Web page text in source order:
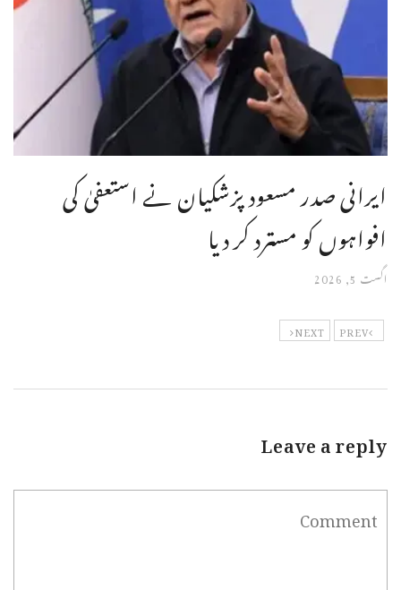
ایرانی صدر مسعود پزشکیان نے استعفیٰ کی
افواہوں کو مسترد کر دیا
اگست 5, 2026
PREV
NEXT
Leave a reply